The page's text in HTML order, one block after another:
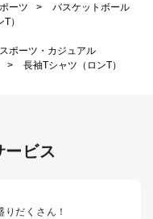
ーツ >
バスケットボール
）
ポーツ・カジュアル
>
長袖Tシャツ（ロンT）
ービス
だくさん！